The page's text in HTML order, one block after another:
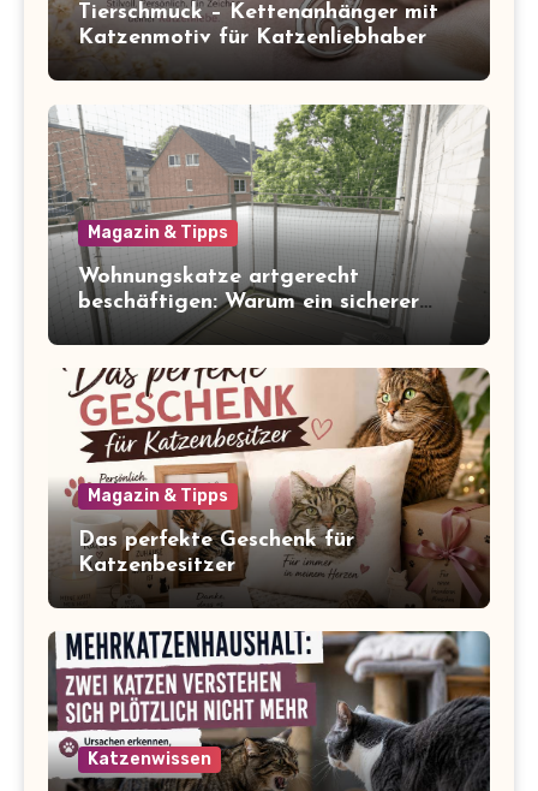
Tierschmuck – Kettenanhänger mit
Katzenmotiv für Katzenliebhaber
Magazin & Tipps
Wohnungskatze artgerecht
beschäftigen: Warum ein sicherer
Balkon zum Freigang dazugehört
Magazin & Tipps
Das perfekte Geschenk für
Katzenbesitzer
Katzenwissen